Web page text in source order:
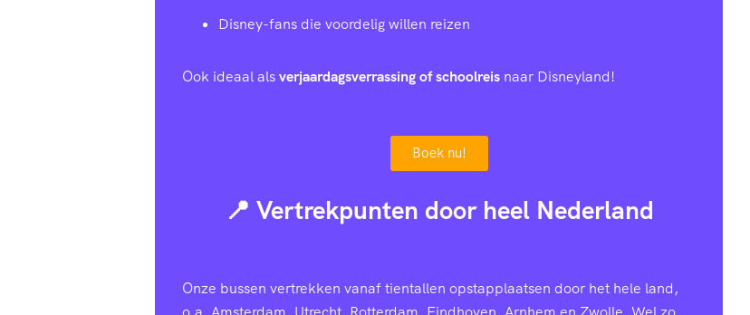
Disney-fans die voordelig willen reizen
Ook ideaal alsverjaardagsverrassing of schoolreis naar Disneyland!
Boek nu!
📍 Vertrekpunten door heel Nederland
Onze bussen vertrekken vanaf tientallen opstapplaatsen door het hele land,